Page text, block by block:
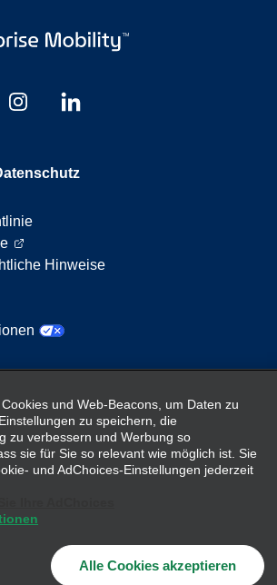
Hinweise
Der Begriff „Enterprise Mobility“
verweist auf bestimmte
und/oder die Marke
wobei Informationen zu vielen
werden. Diese Verweise
Weitere Informationen
und Web-Beacons, um Daten zu
zu speichern, die
zu verbessern und Werbung so
sie für Sie so relevant wie möglich ist. Sie
und AdChoices-Einstellungen jederzeit
Alle Cookies akzeptieren